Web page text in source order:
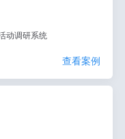
动调研系统
查看案例